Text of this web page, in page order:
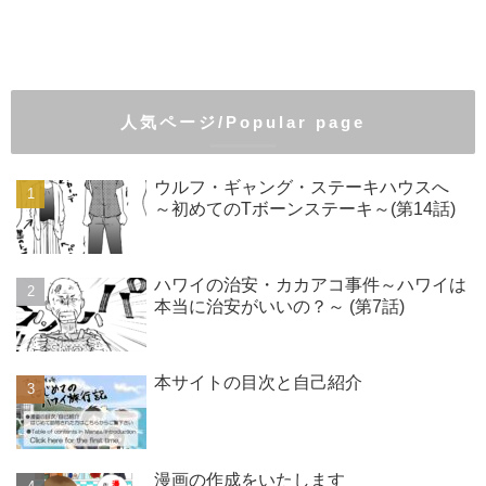
人気ページ/Popular page
ウルフ・ギャング・ステーキハウスへ
～初めてのTボーンステーキ～(第14話)
ハワイの治安・カカアコ事件～ハワイは
本当に治安がいいの？～ (第7話)
本サイトの目次と自己紹介
漫画の作成をいたします